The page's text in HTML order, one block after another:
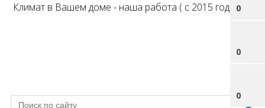
0
0
0
Климат в Вашем доме - наша работа ( с 2015 года )